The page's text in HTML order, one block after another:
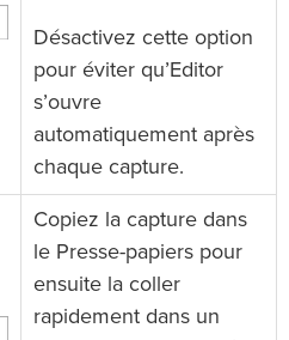
Désactivez cette option
pour éviter qu’Editor
s’ouvre
automatiquement après
chaque capture.
Copiez la capture dans
le Presse-papiers pour
ensuite la coller
rapidement dans un